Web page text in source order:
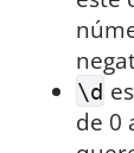
\d
de 0